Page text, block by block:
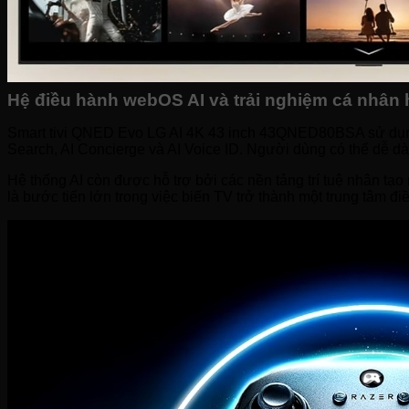
Hệ điều hành webOS AI và trải nghiệm cá nhân